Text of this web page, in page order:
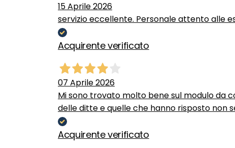
15 Aprile 2026
servizio eccellente. Personale attento alle
Acquirente verificato
07 Aprile 2026
Mi sono trovato molto bene sul modulo da
delle ditte e quelle che hanno risposto non
Acquirente verificato